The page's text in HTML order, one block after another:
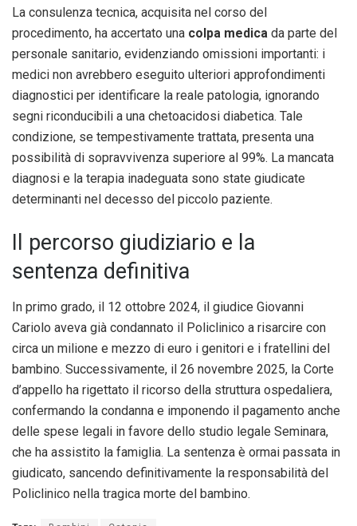
La consulenza tecnica, acquisita nel corso del
procedimento, ha accertato una colpa medica da parte del
personale sanitario, evidenziando omissioni importanti: i
medici non avrebbero eseguito ulteriori approfondimenti
diagnostici per identificare la reale patologia, ignorando
segni riconducibili a una chetoacidosi diabetica. Tale
condizione, se tempestivamente trattata, presenta una
possibilità di sopravvivenza superiore al 99%. La mancata
diagnosi e la terapia inadeguata sono state giudicate
determinanti nel decesso del piccolo paziente.
Il percorso giudiziario e la
sentenza definitiva
In primo grado, il 12 ottobre 2024, il giudice Giovanni
Cariolo aveva già condannato il Policlinico a risarcire con
circa un milione e mezzo di euro i genitori e i fratellini del
bambino. Successivamente, il 26 novembre 2025, la Corte
d’appello ha rigettato il ricorso della struttura ospedaliera,
confermando la condanna e imponendo il pagamento anche
delle spese legali in favore dello studio legale Seminara,
che ha assistito la famiglia. La sentenza è ormai passata in
giudicato, sancendo definitivamente la responsabilità del
Policlinico nella tragica morte del bambino.